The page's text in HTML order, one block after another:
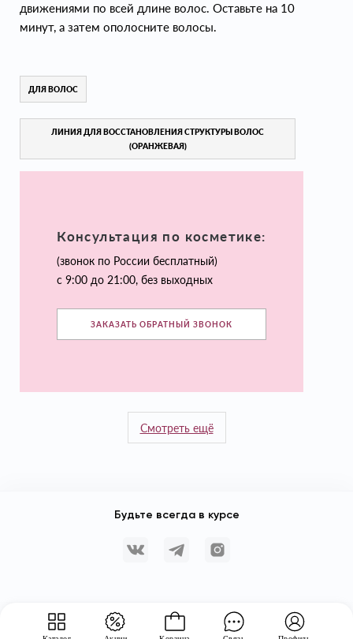
движениями по всей длине волос. Оставьте на 10
минут, а затем ополосните волосы.
ДЛЯ ВОЛОС
ЛИНИЯ ДЛЯ ВОССТАНОВЛЕНИЯ СТРУКТУРЫ ВОЛОС
(ОРАНЖЕВАЯ)
Консультация по косметике:
(звонок по России бесплатный)
с 9:00 до 21:00, без выходных
ЗАКАЗАТЬ ОБРАТНЫЙ ЗВОНОК
Смотреть ещё
Будьте всегда в курсе